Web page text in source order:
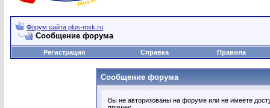
Форум сайта plus-msk.ru
Сообщение форума
Регистрация Справка Правила
Сообщение форума
Вы не авторизованы на форуме или не имеете